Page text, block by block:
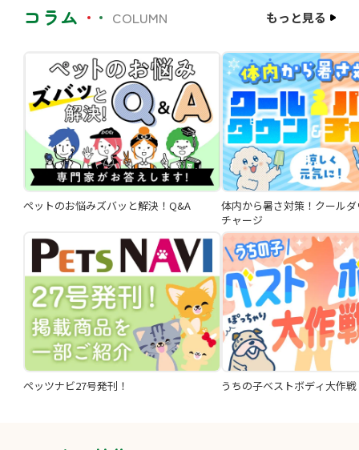
コラム COLUMN もっと見る
ペットのお悩みズバッと解決！Q&A
体内から暑さ対策！クール
チャージ
ペッツナビ27号発刊！ うちの子ベストボディ大作戦